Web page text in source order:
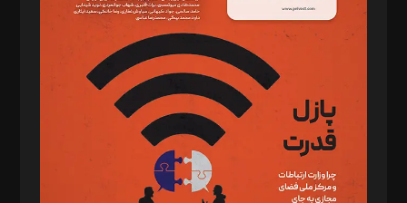
د‌بیر حقوق فناوری: حسام‌الدین ایپکچی
د‌بیر پیوست جهان: مینا پاکدل
د‌بیر تحریریه آنلاین: بابک نقاش
تحریریه‌: مجتبی محمود‌ی، آرش برهمند، یسنا امان‌پور، سروش کرمیان،
مصطفی مسجدی آرانی، ابوالفضل رجبی، زهرا فکرانه، فائزه فتحی
رستمی،مصطفی باستان
ویرایش: نگار استاد‌‌آقا
طراح یونیفرم: مجید توکلی